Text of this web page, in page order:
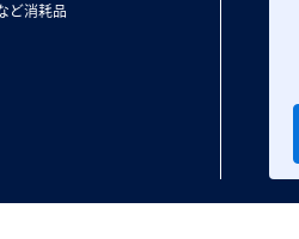
ど消耗品